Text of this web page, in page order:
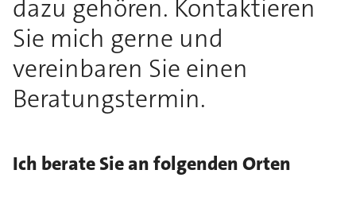
dazu gehören. Kontaktieren
Sie mich gerne und
vereinbaren Sie einen
Beratungstermin.
Ich berate Sie an folgenden Orten